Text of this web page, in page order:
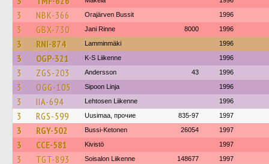
3 NBK-366 Orajärven Bussit 1996
3 GBX-730 Jani Rinne 8000 1996
3 RNI-874 Lamminmäki 1996
3 OGP-321 K-S Liikenne 1996
3 ZGS-203 Andersson 43 1996
3 OGG-105 Sipoon Linja 1996
3 IIA-694 Lehtosen Liikenne 1996
3 RGS-599 Uusimaa, прочие 835-97 1997
3 RGY-502 Bussi-Ketonen 26054 1997
3 CCE-581 Kivistö 1997
3 TGT-893 Soisalon Liikenne 148677 1997